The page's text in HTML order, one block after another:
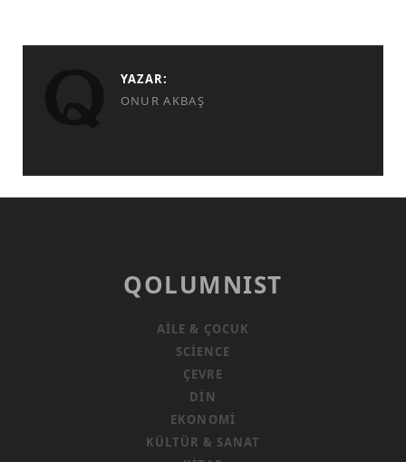
YAZAR:
ONUR AKBAŞ
QOLUMNIST
AILE & ÇOCUK
SCIENCE
ÇEVRE
DIN
EKONOMI
KÜLTÜR & SANAT